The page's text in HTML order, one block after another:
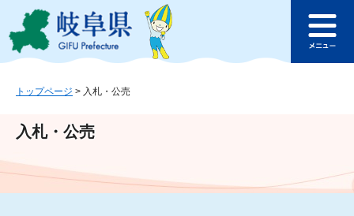
ジ
ュ
文
このページの本文へ
ュ
トップページ > 入札・公売
入札・公売